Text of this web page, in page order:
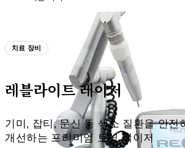
치료 장비
레블라이트 레이저
기미, 잡티, 문신 등 색소 질환을 안전
개선하는 프리미엄 토닝 레이저